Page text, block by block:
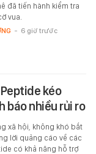
đã tiến hành kiểm tra
vua.
- 6 giờ trước
kéo
báo nhiều rủi ro
xã hội, không khó bắt
lời quảng cáo về các
có khả năng hỗ trợ